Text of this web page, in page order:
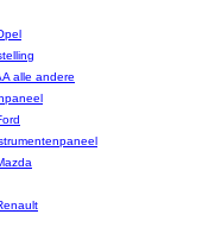
alle andere